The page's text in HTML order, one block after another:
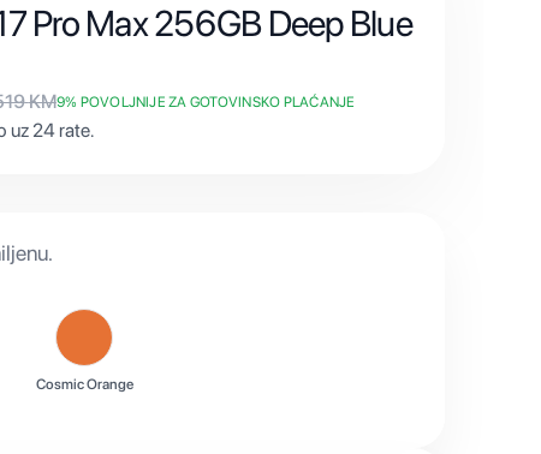
Pro Max 256GB Deep Blue
KM9% POVOLJNIJE ZA GOTOVINSKO PLAĆANJE
uz 24 rate.
Cosmic Orange